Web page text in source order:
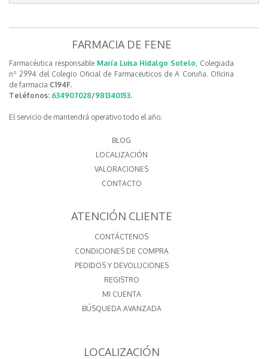
FARMACIA DE FENE
Farmacéutica responsable María Luisa Hidalgo Sotelo, Colegiada
nº 2994 del Colegio Oficial de Farmaceuticos de A Coruña. Oficina
de farmacia C194F.
Teléfonos: 634907028/981340153.
El servicio de mantendrá operativo todo el año.
BLOG
LOCALIZACIÓN
VALORACIONES
CONTACTO
ATENCIÓN CLIENTE
CONTÁCTENOS
CONDICIONES DE COMPRA
PEDIDOS Y DEVOLUCIONES
REGISTRO
MI CUENTA
BÚSQUEDA AVANZADA
LOCALIZACIÓN